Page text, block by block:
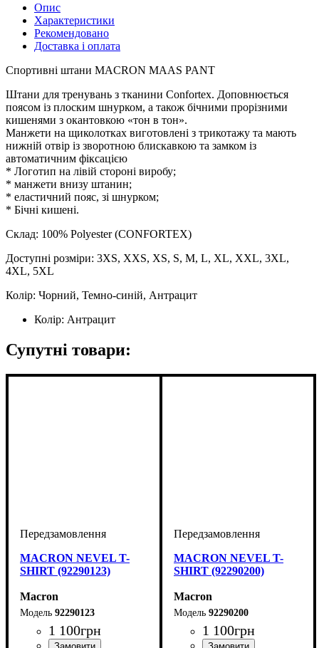
Опис
Характеристики
Рекомендовано
Доставка і оплата
Спортивні штани MACRON MAAS PANT
Штани для тренувань з тканини Confortex. Доповнюється
поясом із плоским шнурком, а також бічними прорізними
кишенями з окантовкою «тон в тон».
Манжети на щиколотках виготовлені з трикотажу та мають
нижній отвір із зворотною блискавкою та замком із
автоматичним фіксацією
* Логотип на лівій стороні виробу;
* манжети внизу штанин;
* еластичний пояс, зі шнурком;
* Бічні кишені.
Склад: 100% Polyester (CONFORTEX)
Доступні розміри: 3XS, XXS, XS, S, M, L, XL, XXL, 3XL,
4XL, 5XL
Колір: Чорний, Темно-синій, Антрацит
Колір: Антрацит
Супутні товари:
MACRON NEVEL T-
SHIRT (92290123)
Macron
92290123
1 100грн
MACRON NEVEL T-
SHIRT (92290200)
Macron
92290200
1 100грн